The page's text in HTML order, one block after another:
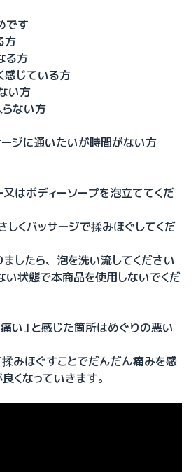
です
方
る方
感じている方
い方
らない方
ージに通いたいが時間がない方
はボディーソープを泡立ててくだ
くバッサージで揉みほぐしてくだ
したら、泡を洗い流してください
い状態で本商品を使用しないでくだ
い」と感じた箇所はめぐりの悪い
みほぐすことでだんだん痛みを感
くなっていきます。